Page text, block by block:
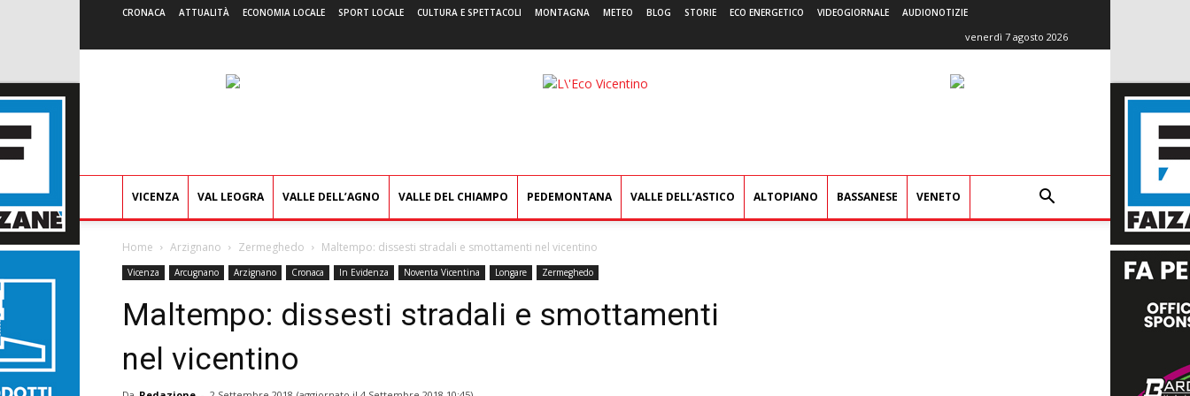
CRONACA ATTUALITÀ ECONOMIA LOCALE SPORT LOCALE CULTURA E SPETTACOLI MONTAGNA METEO BLOG STORIE ECO ENERGETICO VIDEOGIORNALE AUDIONOTIZIE
venerdì 7 agosto 2026
L'Eco
VICENZA VAL LEOGRA VALLE DELL’AGNO VALLE DEL CHIAMPO PEDEMONTANA VALLE DELL’ASTICO ALTOPIANO BASSANESE VENETO
Home Arzignano Zermeghedo Maltempo: dissesti stradali e smottamenti nel vicentino
Vicenza Arcugnano Arzignano Cronaca In Evidenza Noventa Vicentina Longare Zermeghedo
Maltempo: dissesti stradali e smottamenti
nel vicentino